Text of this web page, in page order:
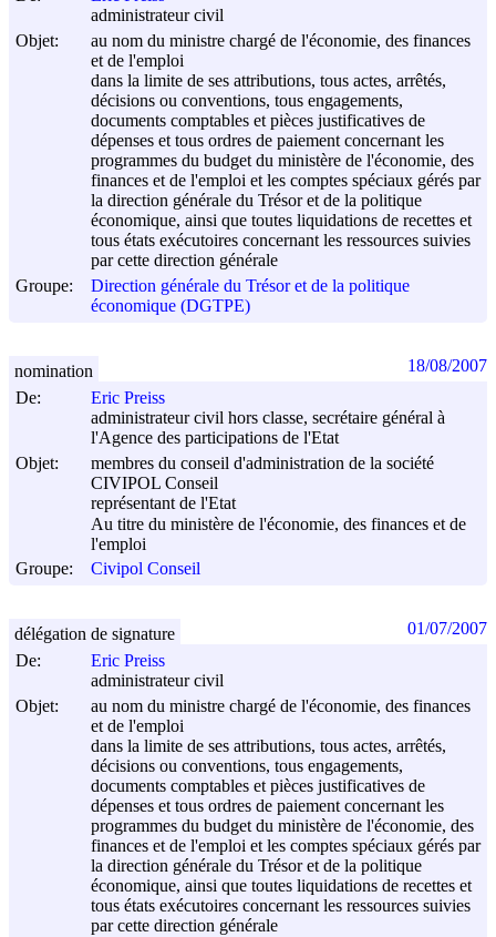
administrateur civil
Objet:
au nom du ministre chargé de l'économie, des finances
et de l'emploi
dans la limite de ses attributions, tous actes, arrêtés,
décisions ou conventions, tous engagements,
documents comptables et pièces justificatives de
dépenses et tous ordres de paiement concernant les
programmes du budget du ministère de l'économie, des
finances et de l'emploi et les comptes spéciaux gérés par
la direction générale du Trésor et de la politique
économique, ainsi que toutes liquidations de recettes et
tous états exécutoires concernant les ressources suivies
par cette direction générale
Groupe:
Direction générale du Trésor et de la politique
économique (DGTPE)
De:
Eric Preiss
administrateur civil hors classe, secrétaire général à
l'Agence des participations de l'Etat
Objet:
membres du conseil d'administration de la société
CIVIPOL Conseil
représentant de l'Etat
Au titre du ministère de l'économie, des finances et de
l'emploi
Groupe:
Civipol Conseil
nomination 18/08/2007
De:
Eric Preiss
administrateur civil
Objet:
au nom du ministre chargé de l'économie, des finances
et de l'emploi
dans la limite de ses attributions, tous actes, arrêtés,
décisions ou conventions, tous engagements,
documents comptables et pièces justificatives de
dépenses et tous ordres de paiement concernant les
programmes du budget du ministère de l'économie, des
finances et de l'emploi et les comptes spéciaux gérés par
la direction générale du Trésor et de la politique
économique, ainsi que toutes liquidations de recettes et
tous états exécutoires concernant les ressources suivies
par cette direction générale
délégation de signature 01/07/2007